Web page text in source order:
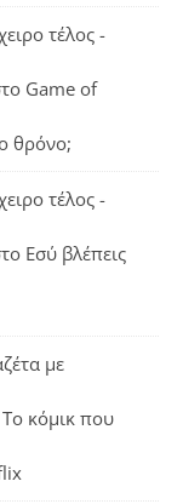
τέλος -
Game of
θρόνο;
τέλος -
Εσύ βλέπεις
με
κόμικ που